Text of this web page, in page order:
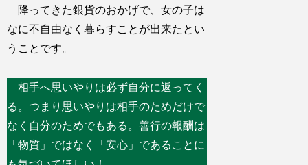
降ってきた銀貨のおかげで、女の子は
なに不自由なく暮らすことが出来たとい
うことです。
相手へ思いやりは必ず自分に返ってく
る。つまり思いやりは相手のためだけで
なく自分のためでもある。善行の報酬は
「物質」ではなく「安心」であることに